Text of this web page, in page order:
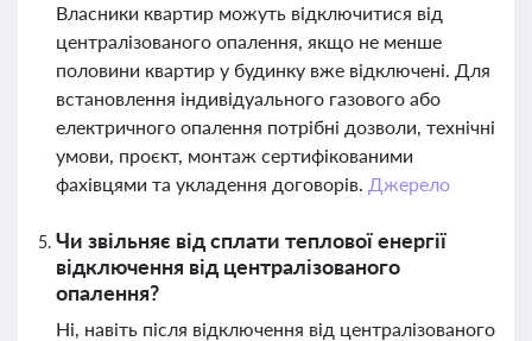
Власники квартир можуть відключитися від
централізованого опалення, якщо не менше
половини квартир у будинку вже відключені. Для
встановлення індивідуального газового або
електричного опалення потрібні дозволи, технічні
умови, проєкт, монтаж сертифікованими
фахівцями та укладення договорів. Джерело
Чи звільняє від сплати теплової енергії
відключення від централізованого
опалення?
Ні, навіть після відключення від централізованого